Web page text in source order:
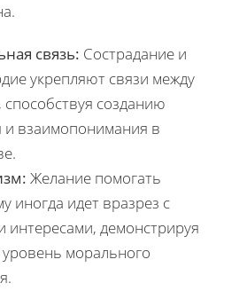
связь: Сострадание и
укрепляют связи между
созданию
и взаимопонимания в
Желание помогать
иногда идет вразрез с
интересами, демонстрируя
морального